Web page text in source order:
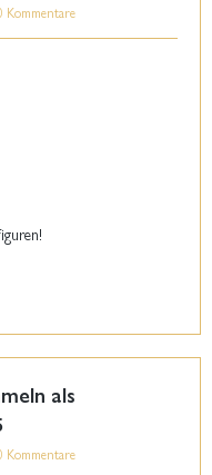
Kommentare
als
Kommentare